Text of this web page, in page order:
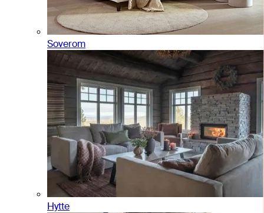
Soverom
Hytte